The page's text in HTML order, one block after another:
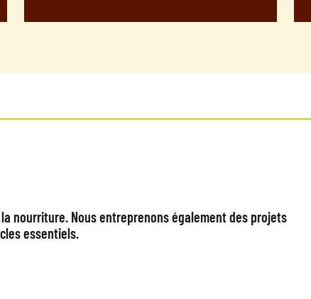
nourriture. Nous entreprenons également des projets
essentiels.